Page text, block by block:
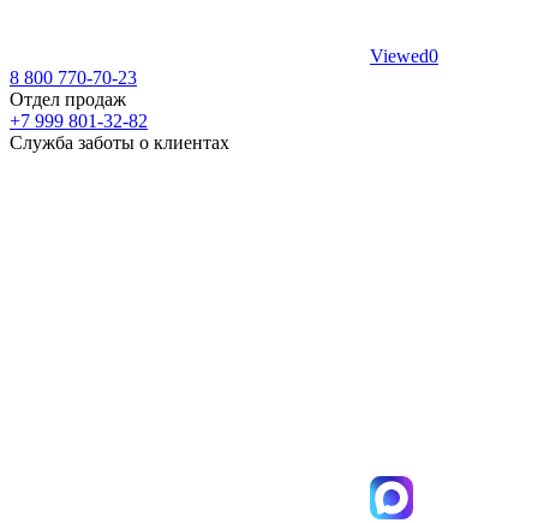
Viewed0
8 800 770-70-23
Отдел продаж
+7 999 801-32-82
Служба заботы о клиентах